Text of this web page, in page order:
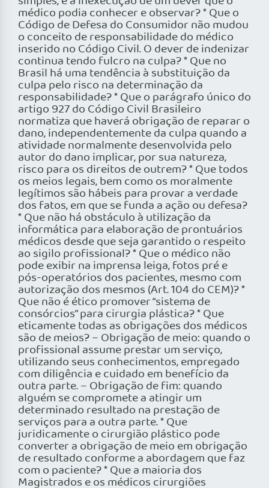
médico podia conhecer e observar? * Que o
Código de Defesa do Consumidor não mudou
o conceito de responsabilidade do médico
inserido no Código Civil. O dever de indenizar
continua tendo fulcro na culpa? * Que no
Brasil há uma tendência à substituição da
culpa pelo risco na determinação da
responsabilidade? * Que o parágrafo único do
artigo 927 do Código Civil Brasileiro
normatiza que haverá obrigação de reparar o
dano, independentemente da culpa quando a
atividade normalmente desenvolvida pelo
autor do dano implicar, por sua natureza,
risco para os direitos de outrem? * Que todos
os meios legais, bem como os moralmente
legítimos são hábeis para provar a verdade
dos fatos, em que se funda a ação ou defesa?
* Que não há obstáculo à utilização da
informática para elaboração de prontuários
médicos desde que seja garantido o respeito
ao sigilo profissional? * Que o médico não
pode exibir na imprensa leiga, fotos pré e
pós-operatórios dos pacientes, mesmo com
autorização dos mesmos (Art. 104 do CEM)? *
Que não é ético promover “sistema de
consórcios” para cirurgia plástica? * Que
eticamente todas as obrigações dos médicos
são de meios? – Obrigação de meio: quando o
profissional assume prestar um serviço,
utilizando seus conhecimentos, empregado
com diligência e cuidado em benefício da
outra parte. – Obrigação de fim: quando
alguém se compromete a atingir um
determinado resultado na prestação de
serviços para a outra parte. * Que
juridicamente o cirurgião plástico pode
converter a obrigação de meio em obrigação
de resultado conforme a abordagem que faz
com o paciente? * Que a maioria dos
Magistrados e os médicos cirurgiões